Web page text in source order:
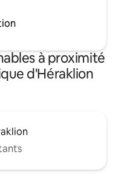
à proximité
d'Héraklion